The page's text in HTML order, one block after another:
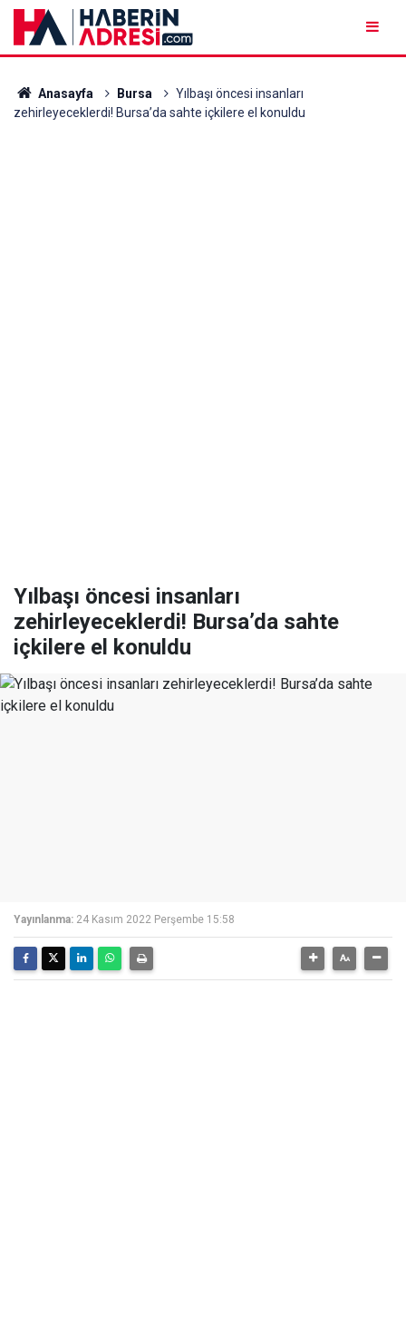
Anasayfa Bursa
Yılbaşı öncesi insanları
zehirleyeceklerdi! Bursa’da sahte içkilere el konuldu
Yılbaşı öncesi insanları
zehirleyeceklerdi! Bursa’da sahte
içkilere el konuldu
Yayınlanma: 24 Kasım 2022 Perşembe 15:58